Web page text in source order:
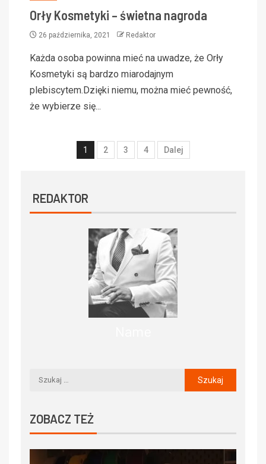
Orły Kosmetyki – świetna nagroda
26 października, 2021 Redaktor
Każda osoba powinna mieć na uwadze, że Orły
Kosmetyki są bardzo miarodajnym
plebiscytem.Dzięki niemu, można mieć pewność,
że wybierze się...
1 2 3 4 Dalej
REDAKTOR
ZOBACZ TEŻ